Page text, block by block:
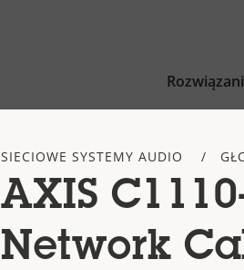
SIECIOWE SYSTEMY AUDIO
AXIS
Network